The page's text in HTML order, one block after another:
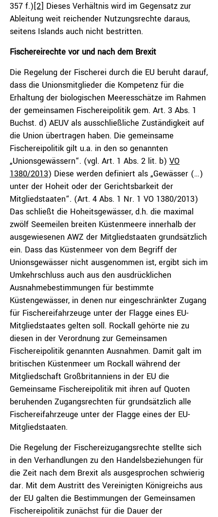
357 f.)[2] Dieses Verhältnis wird im Gegensatz zur
Ableitung weit reichender Nutzungsrechte daraus,
seitens Islands auch nicht bestritten.
Fischereirechte vor und nach dem Brexit
Die Regelung der Fischerei durch die EU beruht darauf,
dass die Unionsmitglieder die Kompetenz für die
Erhaltung der biologischen Meeresschätze im Rahmen
der gemeinsamen Fischereipolitik gem. Art. 3 Abs. 1
Buchst. d) AEUV als ausschließliche Zuständigkeit auf
die Union übertragen haben. Die gemeinsame
Fischereipolitik gilt u.a. in den so genannten
„Unionsgewässern“. (vgl. Art. 1 Abs. 2 lit. b) VO
1380/2013) Diese werden definiert als „Gewässer (…)
unter der Hoheit oder der Gerichtsbarkeit der
Mitgliedstaaten“. (Art. 4 Abs. 1 Nr. 1 VO 1380/2013)
Das schließt die Hoheitsgewässer, d.h. die maximal
zwölf Seemeilen breiten Küstenmeere innerhalb der
ausgewiesenen AWZ der Mitgliedstaaten grundsätzlich
ein. Dass das Küstenmeer von dem Begriff der
Unionsgewässer nicht ausgenommen ist, ergibt sich im
Umkehrschluss auch aus den ausdrücklichen
Ausnahmebestimmungen für bestimmte
Küstengewässer, in denen nur eingeschränkter Zugang
für Fischereifahrzeuge unter der Flagge eines EU-
Mitgliedstaates gelten soll. Rockall gehörte nie zu
diesen in der Verordnung zur Gemeinsamen
Fischereipolitik genannten Ausnahmen. Damit galt im
britischen Küstenmeer um Rockall während der
Mitgliedschaft Großbritanniens in der EU die
Gemeinsame Fischereipolitik mit ihren auf Quoten
beruhenden Zugangsrechten für grundsätzlich alle
Fischereifahrzeuge unter der Flagge eines der EU-
Mitgliedstaaten.
Die Regelung der Fischereizugangsrechte stellte sich
in den Verhandlungen zu den Handelsbeziehungen für
die Zeit nach dem Brexit als ausgesprochen schwierig
dar. Mit dem Austritt des Vereinigten Königreichs aus
der EU galten die Bestimmungen der Gemeinsamen
Fischereipolitik zunächst für die Dauer der